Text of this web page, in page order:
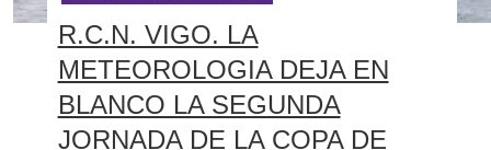
R.C.N. VIGO. LA
METEOROLOGIA DEJA EN
BLANCO LA SEGUNDA
JORNADA DE LA COPA DE